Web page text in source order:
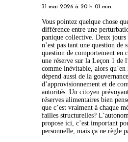
31 mai 2026 à 20 h 01 min
Vous pointez quelque chose
différence entre une
panique collective. Deux
n’est pas tant une question de
question de comportement en
une réserve sur la Leçon 1 de
comme inévitable, alors
dépend aussi de la
d’approvisionnement et de
autorités. Un citoyen
réserves alimentaires bien
que c’est vraiment à chaque
failles structurelles?
propose ici, c’est important
personnelle, mais ça ne règle